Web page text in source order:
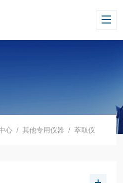
心 /其他专用仪器 /萃取仪